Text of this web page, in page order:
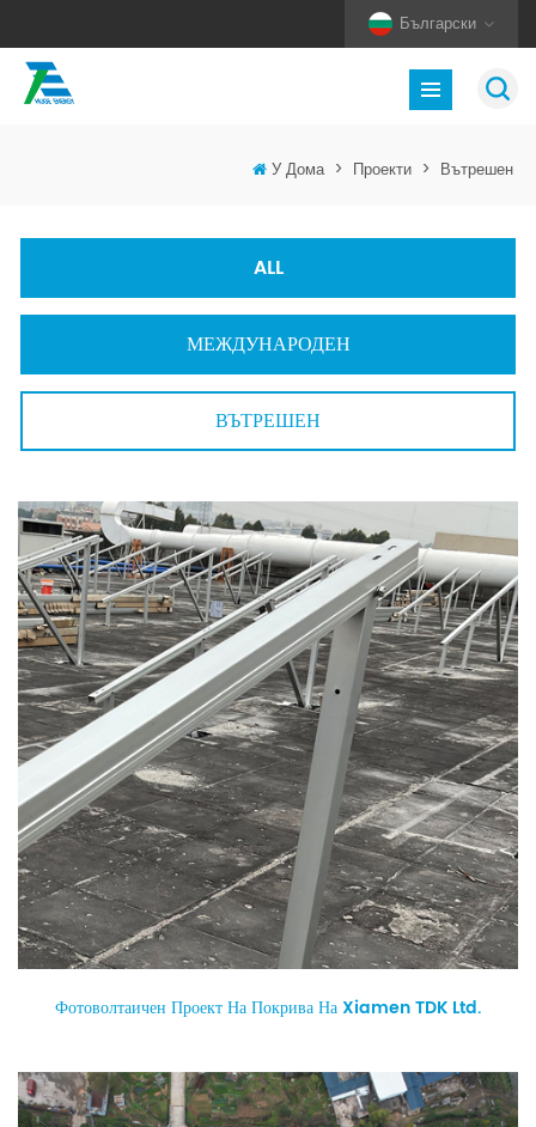
Български
У Дома > Проекти > Вътрешен
ALL
МЕЖДУНАРОДЕН
ВЪТРЕШЕН
Фотоволтаичен Проект На Покрива На Xiamen TDK Ltd.